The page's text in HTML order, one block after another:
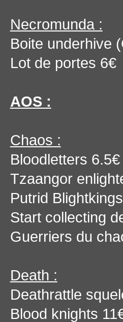
Necromunda :
Boite underhive
Lot de portes 6€
AOS :
Chaos :
Bloodletters 6.5€
Tzaangor
Putrid
Start collecting
Guerriers du
Death :
Deathrattle
Blood knights